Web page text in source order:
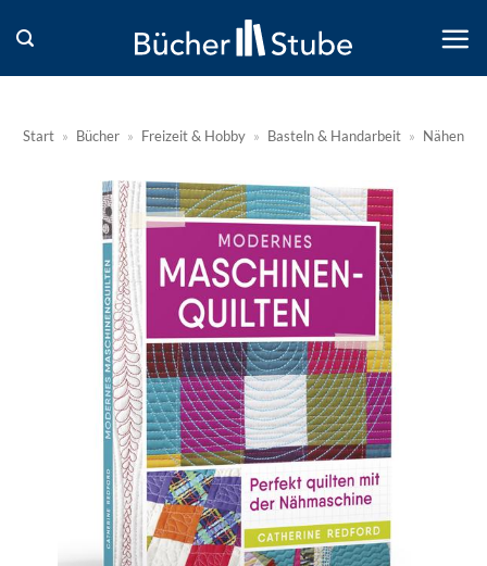
Inhalt
springen
Start » Bücher » Freizeit & Hobby » Basteln & Handarbeit » Nähen